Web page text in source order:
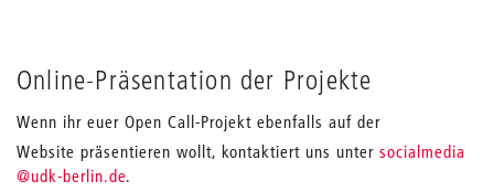
Online-Präsentation der Projekte
Wenn ihr euer Open Call-Projekt ebenfalls auf der
Website präsentieren wollt, kontaktiert uns unter socialmedia
@udk-berlin.de.